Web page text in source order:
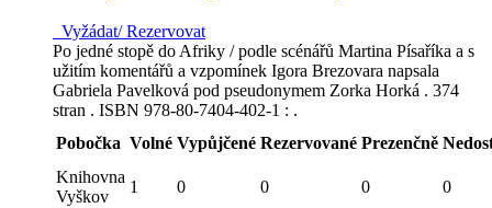
Vyžádat/ Rezervovat
Po jedné stopě do Afriky / podle scénářů Martina Písaříka a s
užitím komentářů a vzpomínek Igora Brezovara napsala
Gabriela Pavelková pod pseudonymem Zorka Horká . 374
stran . ISBN 978-80-7404-402-1 : .
Pobočka Volné Vypůjčené Rezervované Prezenčně
Knihovna
Vyškov
1 0 0 0
0